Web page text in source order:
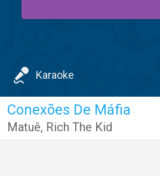
Karaoke
Conexões De Máfia
Matuê, Rich The Kid